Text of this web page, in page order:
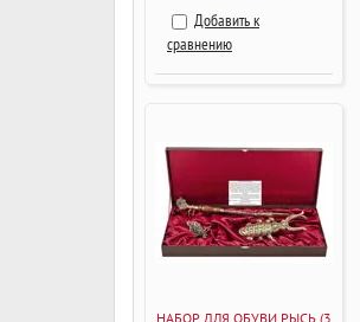
Добавить к
сравнению
НАБОР ДЛЯ ОБУВИ РЫСЬ (3